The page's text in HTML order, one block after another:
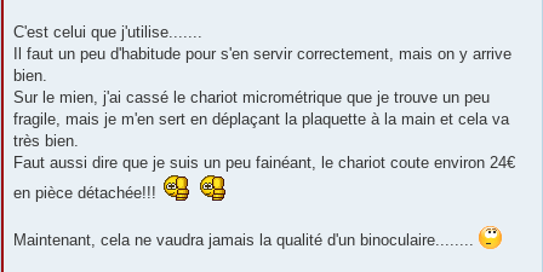
C'est celui que j'utilise.......
Il faut un peu d'habitude pour s'en servir correctement, mais on y arrive
bien.
Sur le mien, j'ai cassé le chariot micrométrique que je trouve un peu
fragile, mais je m'en sert en déplaçant la plaquette à la main et cela va
très bien.
Faut aussi dire que je suis un peu fainéant, le chariot coute environ 24€
en pièce détachée!!!
Maintenant, cela ne vaudra jamais la qualité d'un binoculaire........